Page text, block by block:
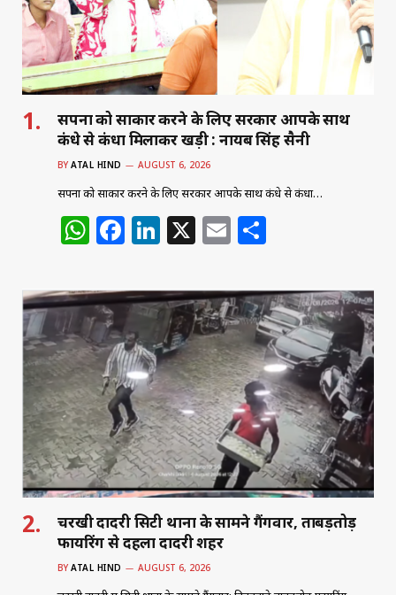
सपनों को साकार करने के लिए सरकार आपके साथ
कंधे से कंधा मिलाकर खड़ी : नायब सिंह सैनी
BY ATAL HIND AUGUST 6, 2026
सपनों को साकार करने के लिए सरकार आपके साथ कंधे से कंधा…
W
h
at
s
A
p
p
F
a
c
e
b
o
o
k
Li
n
k
e
dI
n
X E
m
ai
l
ar
e
चरखी दादरी सिटी थाना के सामने गैंगवार, ताबड़तोड़
फायरिंग से दहला दादरी शहर
BY ATAL HIND AUGUST 6, 2026